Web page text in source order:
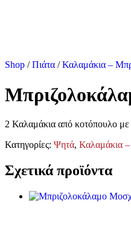
Shop /Πιάτα /Καλαμάκια –
2 Καλαμάκια από κοτόπουλο με
Κατηγορίες: Ψητά, Καλαμάκια
Σχετικά προϊόντα